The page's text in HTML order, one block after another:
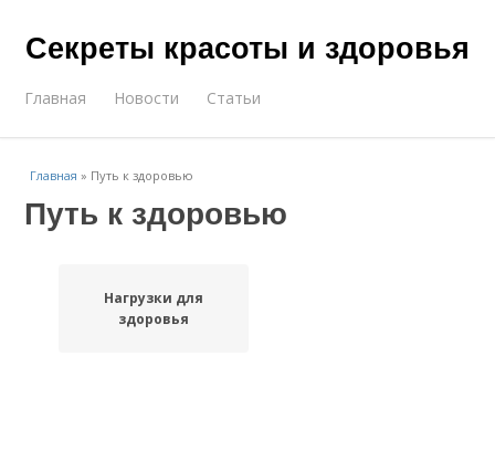
Секреты красоты и здоровья
Главная Новости Статьи
Главная » Путь к здоровью
Путь к здоровью
Нагрузки для
здоровья